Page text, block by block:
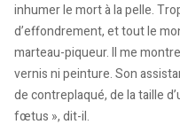
inhumer le mort à la pelle.
d’effondrement, et tout le
marteau-piqueur. Il me
vernis ni peinture. Son
de contreplaqué, de la taille
fœtus », dit-il.